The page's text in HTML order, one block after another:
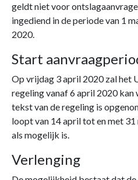
geldt niet voor
ingediend in de periode van 1
2020.
Start
Op vrijdag 3 april 2020 zal het
regeling vanaf 6 april 2020 kan
tekst van de regeling is
loopt van 14 april tot en met
als mogelijk is.
Verlenging